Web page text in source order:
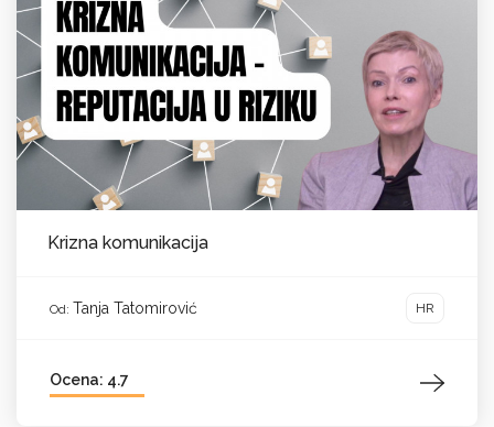
Krizna komunikacija
Od: Tanja Tatomirović HR
Ocena: 4.7